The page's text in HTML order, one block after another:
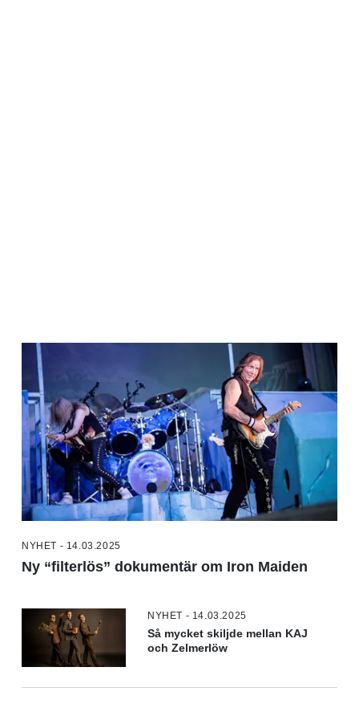
NYHET - 14.03.2025
Ny “filterlös” dokumentär om Iron Maiden
NYHET - 14.03.2025
Så mycket skiljde mellan KAJ
och Zelmerlöw